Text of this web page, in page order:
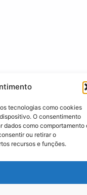
tecnologias como cookies
O consentimento
dados como comportamento
ou retirar o
recursos e funções.